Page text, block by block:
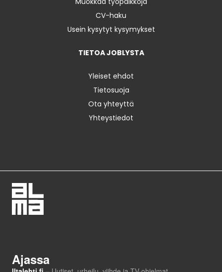
CV-haku
Usein kysytyt kysymykset
TIETOA JOBLYSTA
Yleiset ehdot
Tietosuoja
Ota yhteyttä
Yhteystiedot